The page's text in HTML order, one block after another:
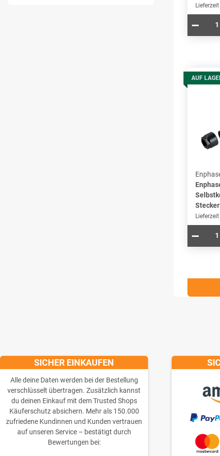
Lieferzeit
AUF
Lieferzeit
SICHER EINKAUFEN
Alle deine Daten werden bei der Bestellung
verschlüsselt übertragen. Zusätzlich kannst
du deinen Einkauf mit dem Trusted Shops
Käuferschutz absichern. Mehr als 150.000
zufriedene Kundinnen und Kunden vertrauen
auf unseren Service – bestätigt durch
Bewertungen bei: